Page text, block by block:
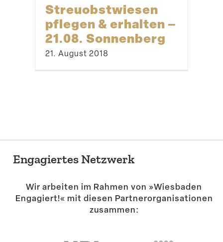
Streu­obst­wiesen
pflegen & erhalten –
21.08. Sonnenberg
21. August 2018
Engagiertes Netzwerk
Wir arbeiten im Rahmen von »Wiesbaden
Engagiert!« mit diesen Partner­or­ga­ni­sa­tionen
zusammen: